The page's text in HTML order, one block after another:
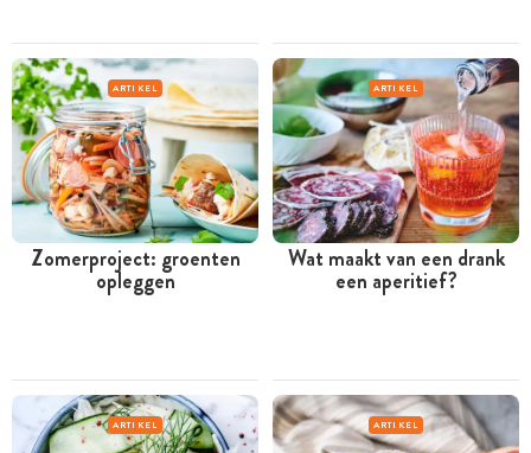
ARTIKEL
Zomerproject: groenten
opleggen
ARTIKEL
Wat maakt van een drank
een aperitief?
ARTIKEL ARTIKEL